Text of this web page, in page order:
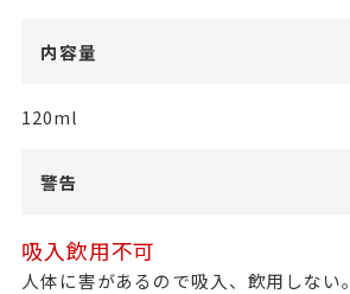
内容量
120ml
警告
吸入飲用不可
人体に害があるので吸入、飲用しない。